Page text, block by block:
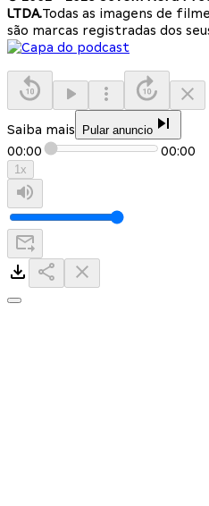
LTDA.Todas as imagens de
são marcas registradas dos
Saiba mais Pular anuncio
00:00 00:00
1x